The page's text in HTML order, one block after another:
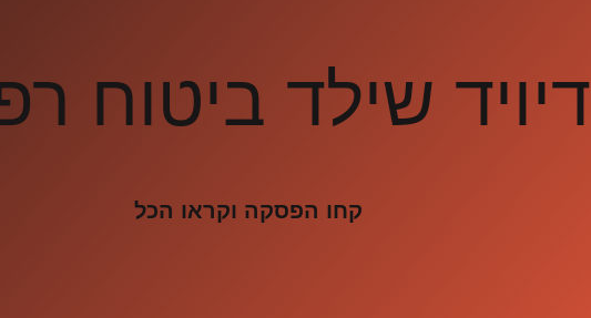
דיויד שילד ביטוח
קחו הפסקה וקראו הכל